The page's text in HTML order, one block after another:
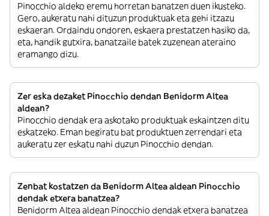
Pinocchio aldeko eremu horretan banatzen duen ikusteko.
Gero, aukeratu nahi dituzun produktuak eta gehi itzazu
eskaeran. Ordaindu ondoren, eskaera prestatzen hasiko da,
eta, handik gutxira, banatzaile batek zuzenean ateraino
eramango dizu.
Zer eska dezaket Pinocchio dendan Benidorm Altea
aldean?
Pinocchio dendak era askotako produktuak eskaintzen ditu
eskatzeko. Eman begiratu bat produktuen zerrendari eta
aukeratu zer eskatu nahi duzun Pinocchio dendan.
Zenbat kostatzen da Benidorm Altea aldean Pinocchio
dendak etxera banatzea?
Benidorm Altea aldean Pinocchio dendak etxera banatzea